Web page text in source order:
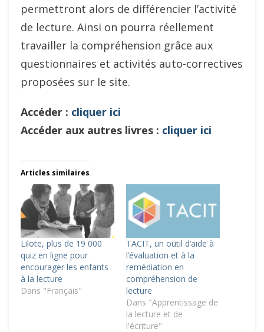
permettront alors de différencier l’activité
de lecture. Ainsi on pourra réellement
travailler la compréhension grâce aux
questionnaires et activités auto-correctives
proposées sur le site.
Accéder : cliquer ici
Accéder aux autres livres : cliquer ici
Articles similaires
Lilote, plus de 19 000
quiz en ligne pour
encourager les enfants
à la lecture
Dans "Français"
TACIT, un outil d’aide à
l’évaluation et à la
remédiation en
compréhension de
lecture
Dans "Apprentissage de
la lecture et de
l'écriture"